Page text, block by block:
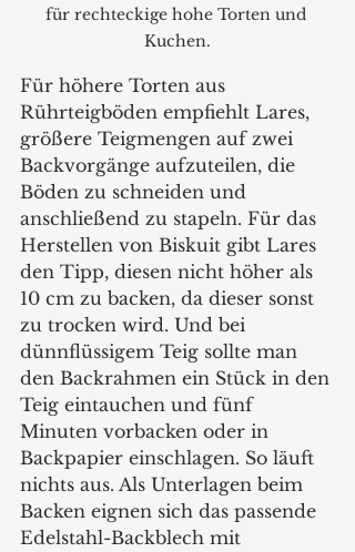
für rechteckige hohe Torten und
Kuchen.
Für höhere Torten aus
Rührteigböden empfiehlt Lares,
größere Teigmengen auf zwei
Backvorgänge aufzuteilen, die
Böden zu schneiden und
anschließend zu stapeln. Für das
Herstellen von Biskuit gibt Lares
den Tipp, diesen nicht höher als
10 cm zu backen, da dieser sonst
zu trocken wird. Und bei
dünnflüssigem Teig sollte man
den Backrahmen ein Stück in den
Teig eintauchen und fünf
Minuten vorbacken oder in
Backpapier einschlagen. So läuft
nichts aus. Als Unterlagen beim
Backen eignen sich das passende
Edelstahl-Backblech mit